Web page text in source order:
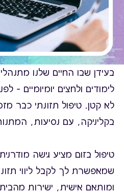
בעידן שבו החיים שלנו
לימודים ולחצים יומיומיים –
לא קטן. טיפול תזונתי כבר
בקליניקה, עם נסיעות,
טיפול בזום מציע גישה
שמאפשרת לך לקבל ליווי
ומותאם אישית, ישירות